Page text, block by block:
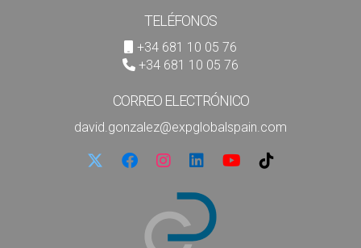
TELÉFONOS
+34 681 10 05 76
+34 681 10 05 76
CORREO ELECTRÓNICO
david.gonzalez@expglobalspain.com